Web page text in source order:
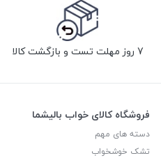
7 روز مهلت تست و بازگشت کالا
فروشگاه کالای خواب بالیشما
دسته های مهم
تشک خوشخواب